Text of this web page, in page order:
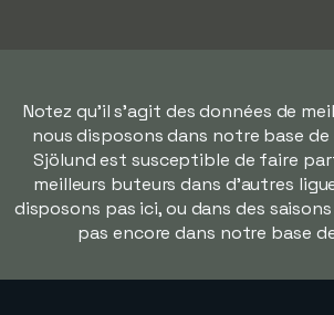
Notez qu'il s'agit des données de
nous disposons dans notre base de
Sjölund est susceptible de faire
meilleurs buteurs dans d'autres
disposons pas ici, ou dans des
pas encore dans notre base